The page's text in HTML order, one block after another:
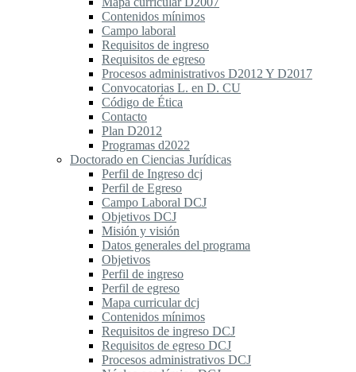
Contenidos mínimos
Campo laboral
Requisitos de ingreso
Requisitos de egreso
Procesos administrativos D2012 Y D2017
Convocatorias L. en D. CU
Código de Ética
Contacto
Plan D2012
Programas d2022
Doctorado en Ciencias Jurídicas
Perfil de Ingreso dcj
Perfil de Egreso
Campo Laboral DCJ
Objetivos DCJ
Misión y visión
Datos generales del programa
Objetivos
Perfil de ingreso
Perfil de egreso
Mapa curricular dcj
Contenidos mínimos
Requisitos de ingreso DCJ
Requisitos de egreso DCJ
Procesos administrativos DCJ